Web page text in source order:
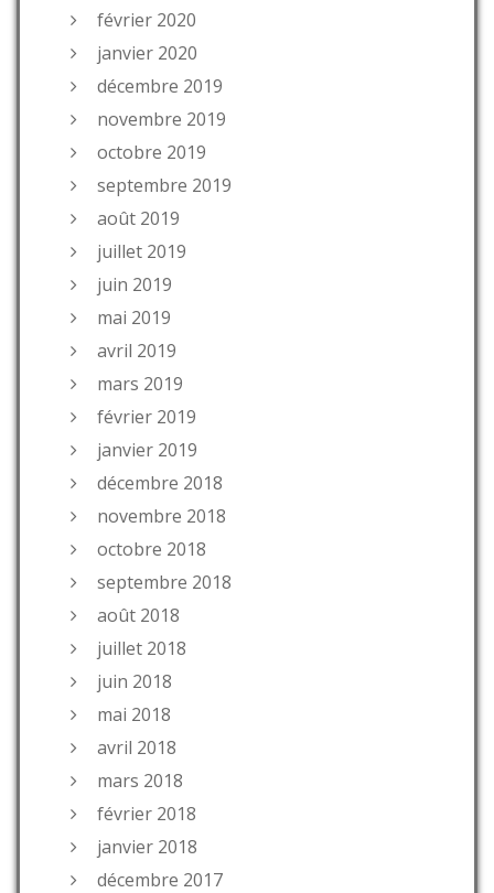
février 2020
janvier 2020
décembre 2019
novembre 2019
octobre 2019
septembre 2019
août 2019
juillet 2019
juin 2019
mai 2019
avril 2019
mars 2019
février 2019
janvier 2019
décembre 2018
novembre 2018
octobre 2018
septembre 2018
août 2018
juillet 2018
juin 2018
mai 2018
avril 2018
mars 2018
février 2018
janvier 2018
décembre 2017